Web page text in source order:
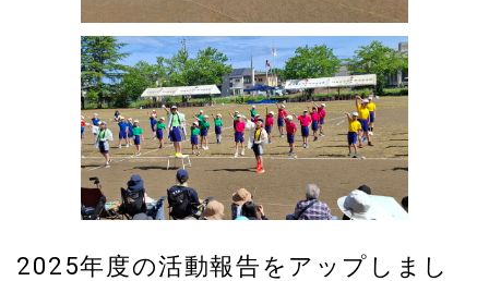
2022.02.18
えておりました。）
2022.01.01
あけましておめでとうございます。新年のご挨拶を追加し
ました。
2021.05.29
市議会だよりをアップしました
2021.05.26
2025年度の活動報告をアップしまし